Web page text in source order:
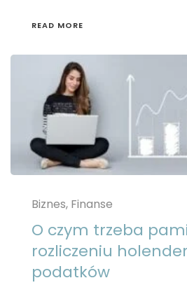
READ MORE
Biznes, Finanse
O czym trzeba
rozliczeniu
podatków